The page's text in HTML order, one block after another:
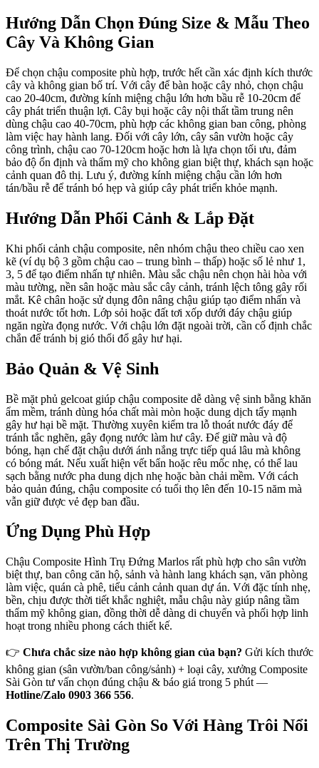
Hướng Dẫn Chọn Đúng Size & Mẫu Theo
Cây Và Không Gian
Để chọn chậu composite phù hợp, trước hết cần xác định kích thước
cây và không gian bố trí. Với cây để bàn hoặc cây nhỏ, chọn chậu
cao 20-40cm, đường kính miệng chậu lớn hơn bầu rễ 10-20cm để
cây phát triển thuận lợi. Cây bụi hoặc cây nội thất tầm trung nên
dùng chậu cao 40-70cm, phù hợp các không gian ban công, phòng
làm việc hay hành lang. Đối với cây lớn, cây sân vườn hoặc cây
công trình, chậu cao 70-120cm hoặc hơn là lựa chọn tối ưu, đảm
bảo độ ổn định và thẩm mỹ cho không gian biệt thự, khách sạn hoặc
cảnh quan đô thị. Lưu ý, đường kính miệng chậu cần lớn hơn
tán/bầu rễ để tránh bó hẹp và giúp cây phát triển khỏe mạnh.
Hướng Dẫn Phối Cảnh & Lắp Đặt
Khi phối cảnh chậu composite, nên nhóm chậu theo chiều cao xen
kẽ (ví dụ bộ 3 gồm chậu cao – trung bình – thấp) hoặc số lẻ như 1,
3, 5 để tạo điểm nhấn tự nhiên. Màu sắc chậu nên chọn hài hòa với
màu tường, nền sân hoặc màu sắc cây cảnh, tránh lệch tông gây rối
mắt. Kê chân hoặc sử dụng đôn nâng chậu giúp tạo điểm nhấn và
thoát nước tốt hơn. Lớp sỏi hoặc đất tơi xốp dưới đáy chậu giúp
ngăn ngừa đọng nước. Với chậu lớn đặt ngoài trời, cần cố định chắc
chắn để tránh bị gió thổi đổ gây hư hại.
Bảo Quản & Vệ Sinh
Bề mặt phủ gelcoat giúp chậu composite dễ dàng vệ sinh bằng khăn
ẩm mềm, tránh dùng hóa chất mài mòn hoặc dung dịch tẩy mạnh
gây hư hại bề mặt. Thường xuyên kiểm tra lỗ thoát nước đáy để
tránh tắc nghẽn, gây đọng nước làm hư cây. Để giữ màu và độ
bóng, hạn chế đặt chậu dưới ánh nắng trực tiếp quá lâu mà không
có bóng mát. Nếu xuất hiện vết bẩn hoặc rêu mốc nhẹ, có thể lau
sạch bằng nước pha dung dịch nhẹ hoặc bàn chải mềm. Với cách
bảo quản đúng, chậu composite có tuổi thọ lên đến 10-15 năm mà
vẫn giữ được vẻ đẹp ban đầu.
Ứng Dụng Phù Hợp
Chậu Composite Hình Trụ Đứng Marlos rất phù hợp cho sân vườn
biệt thự, ban công căn hộ, sảnh và hành lang khách sạn, văn phòng
làm việc, quán cà phê, tiểu cảnh cảnh quan dự án. Với đặc tính nhẹ,
bền, chịu được thời tiết khắc nghiệt, mẫu chậu này giúp nâng tầm
thẩm mỹ không gian, đồng thời dễ dàng di chuyển và phối hợp linh
hoạt trong nhiều phong cách thiết kế.
👉 Chưa chắc size nào hợp không gian của bạn? Gửi kích thước
không gian (sân vườn/ban công/sảnh) + loại cây, xưởng Composite
Sài Gòn tư vấn chọn đúng chậu & báo giá trong 5 phút —
Hotline/Zalo 0903 366 556.
Composite Sài Gòn So Với Hàng Trôi Nổi
Trên Thị Trường